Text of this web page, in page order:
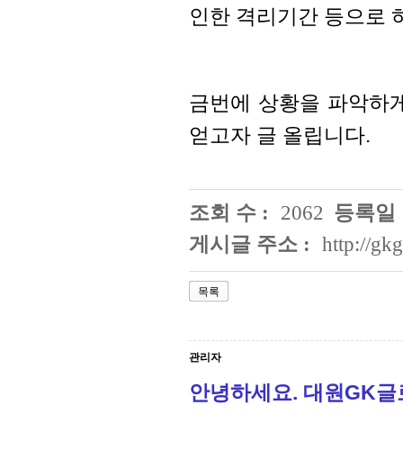
인한 격리기간 등으로
금번에 상황을 파악하
얻고자 글 올립니다.
조회 수 : 2062 등록일
게시글 주소 : http://
목록
관리자
안녕하세요. 대원GK